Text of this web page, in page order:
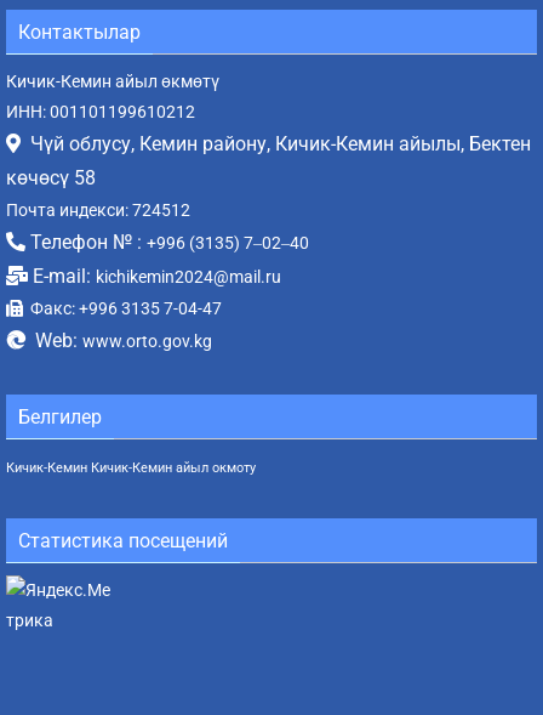
Контактылар
Кичик-Кемин айыл өкмөтү
ИНН: 001101199610212
Чүй облусу, Кемин району, Кичик-Кемин айылы, Бектен
көчөсү 58
Почта индекси: 724512
Телефон № : +996 (3135) 7‒02‒40
E-mail: kichikemin2024@mail.ru
Факс: +996 3135 7-04-47
Web: www.orto.gov.kg
Белгилер
Кичик-Кемин Кичик-Кемин айыл окмоту
Статистика посещений